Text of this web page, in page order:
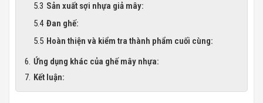
Sản xuất sợi nhựa giả mây:
Đan ghế:
Hoàn thiện và kiểm tra thành phẩm cuối cùng:
Ứng dụng khác của ghế mây nhựa:
Kết luận: